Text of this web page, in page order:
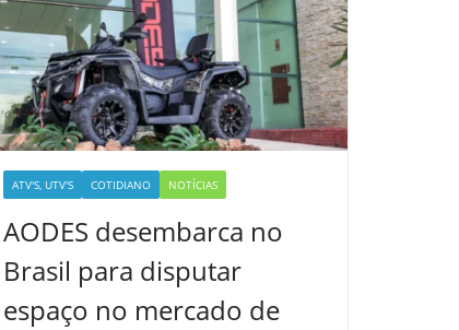
ATV'S, UTV'S COTIDIANO NOTÍCIAS
AODES desembarca no
Brasil para disputar
espaço no mercado de